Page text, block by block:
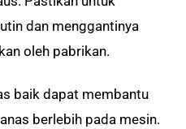
dan menggantinya
oleh pabrikan.
baik dapat membantu
berlebih pada mesin.